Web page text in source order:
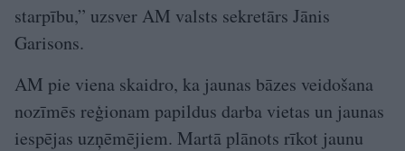
starpību,” uzsver AM valsts sekretārs Jānis
Garisons.
AM pie viena skaidro, ka jaunas bāzes veidošana
nozīmēs reģionam papildus darba vietas un jaunas
iespējas uzņēmējiem. Martā plānots rīkot jaunu